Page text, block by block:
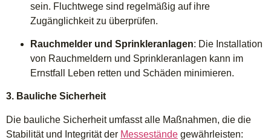
sein. Fluchtwege sind regelmäßig auf ihre
Zugänglichkeit zu überprüfen.
Rauchmelder und Sprinkleranlagen: Die Installation
von Rauchmeldern und Sprinkleranlagen kann im
Ernstfall Leben retten und Schäden minimieren.
3. Bauliche Sicherheit
Die bauliche Sicherheit umfasst alle Maßnahmen, die die
Stabilität und Integrität der Messestände gewährleisten: